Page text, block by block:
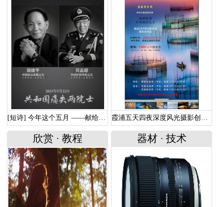
[短诗] 今年这个五月 ——献给走远的两位功勋院士 霞浦五天四夜深度风光摄影创作团
欣赏 · 教程 器材 · 技术